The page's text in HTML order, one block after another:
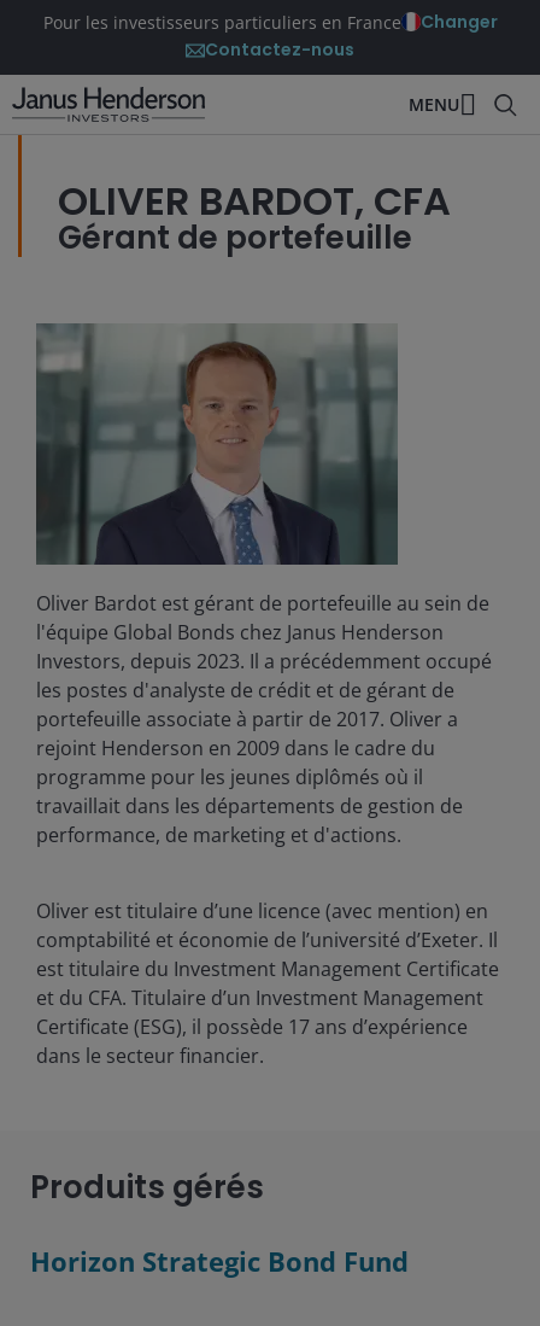
Pour les investisseurs particuliers en France
Changer
Contactez-nous
MENU
OLIVER BARDOT, CFA
Gérant de portefeuille
Oliver Bardot est gérant de portefeuille au sein de
l'équipe Global Bonds chez Janus Henderson
Investors, depuis 2023. Il a précédemment occupé
les postes d'analyste de crédit et de gérant de
portefeuille associate à partir de 2017. Oliver a
rejoint Henderson en 2009 dans le cadre du
programme pour les jeunes diplômés où il
travaillait dans les départements de gestion de
performance, de marketing et d'actions.
Oliver est titulaire d’une licence (avec mention) en
comptabilité et économie de l’université d’Exeter. Il
est titulaire du Investment Management Certificate
et du CFA. Titulaire d’un Investment Management
Certificate (ESG), il possède 17ans d’expérience
dans le secteur financier.
Produits gérés
Horizon Strategic Bond Fund